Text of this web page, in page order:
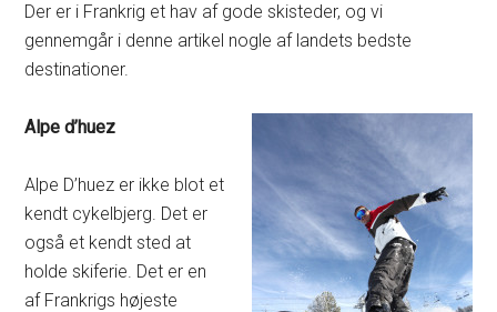
Der er i Frankrig et hav af gode skisteder, og vi
gennemgår i denne artikel nogle af landets bedste
destinationer.
Alpe d’huez
Alpe D’huez er ikke blot et
kendt cykelbjerg. Det er
også et kendt sted at
holde skiferie. Det er en
af Frankrigs højeste